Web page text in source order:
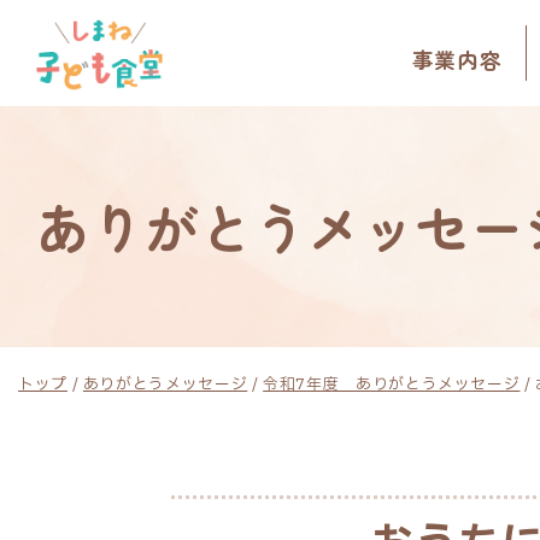
このページの本文へ
事業内容
ありがとうメッセ
現
トップ/ありがとうメッセージ/令和7年度 ありがとうメッセージ/